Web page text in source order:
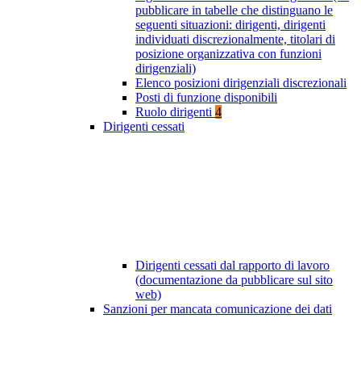
pubblicare in tabelle che distinguano le
seguenti situazioni: dirigenti, dirigenti
individuati discrezionalmente, titolari di
posizione organizzativa con funzioni
dirigenziali)
Elenco posizioni dirigenziali discrezionali
Posti di funzione disponibili
Ruolo dirigenti 4
Dirigenti cessati
Dirigenti cessati dal rapporto di lavoro
(documentazione da pubblicare sul sito
web)
Sanzioni per mancata comunicazione dei dati